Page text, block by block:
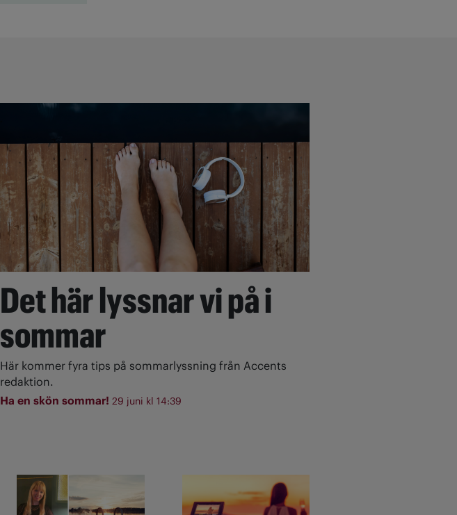
Det här lyssnar vi på i
sommar
Här kommer fyra tips på sommarlyssning från Accents
redaktion.
Ha en skön sommar! 29 juni kl 14:39